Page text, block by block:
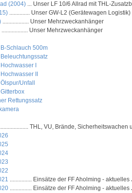
(2004) ... Unser LF 10/6 Allrad mit THL-
.............. Unser GW-L2 (Gerätewagen Logistik)
.................. Unser Mehrzweckanhänger
.................. Unser Mehrzweckanhänger
Schlauch 500m
I
II
Unfall
Rettungssatz
THL, VU, Brände, Sicherheitswachen
............... Einsätze der FF Aholming - aktuelles
............... Einsätze der FF Aholming - aktuelles